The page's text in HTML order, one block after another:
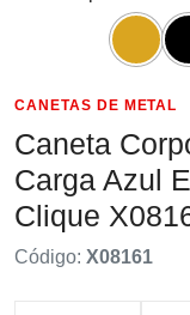
CANETAS DE METAL
Caneta
Carga Azul
Clique
Código: X08161